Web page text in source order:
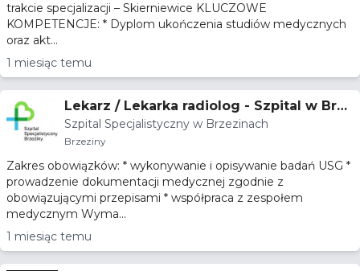
trakcie specjalizacji – Skierniewice KLUCZOWE
KOMPETENCJE: * Dyplom ukończenia studiów medycznych
oraz akt...
1 miesiąc temu
Lekarz / Lekarka radiolog - Szpital w Brze
zinach
Szpital Specjalistyczny w Brzezinach
Brzeziny
Zakres obowiązków: * wykonywanie i opisywanie badań USG *
prowadzenie dokumentacji medycznej zgodnie z
obowiązującymi przepisami * współpraca z zespołem
medycznym Wyma...
1 miesiąc temu